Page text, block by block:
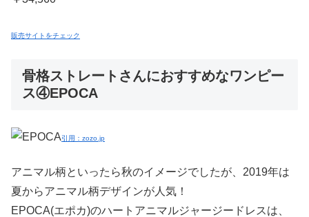
販売サイトをチェック
骨格ストレートさんにおすすめなワンピー
ス④EPOCA
引用：zozo.jp
アニマル柄といったら秋のイメージでしたが、2019年は
夏からアニマル柄デザインが人気！
EPOCA(エポカ)のハートアニマルジャージードレスは、